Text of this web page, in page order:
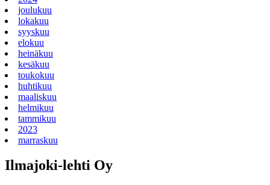
joulukuu
lokakuu
syyskuu
elokuu
heinäkuu
kesäkuu
toukokuu
huhtikuu
maaliskuu
helmikuu
tammikuu
2023
marraskuu
Ilmajoki-lehti Oy